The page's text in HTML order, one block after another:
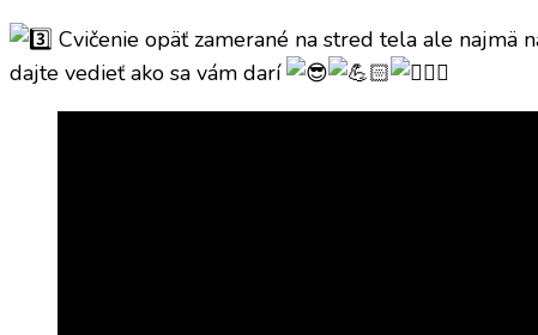
Cvičenie opäť zamerané na stred tela ale
dajte vedieť ako sa vám darí